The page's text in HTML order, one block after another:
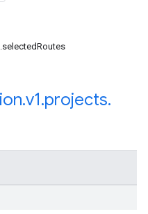
.v1.projects.